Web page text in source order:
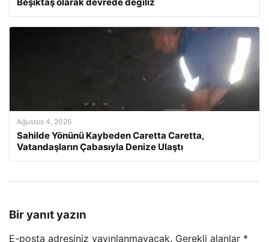
Ağustos 4, 2026
Sahilde Yönünü Kaybeden Caretta Caretta,
Vatandaşların Çabasıyla Denize Ulaştı
Bir yanıt yazın
E-posta adresiniz yayınlanmayacak. Gerekli alanlar *